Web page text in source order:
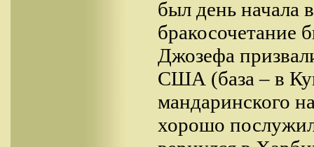
был день
бракосочетание
Джозефа
США (база – в
мандаринского
хорошо